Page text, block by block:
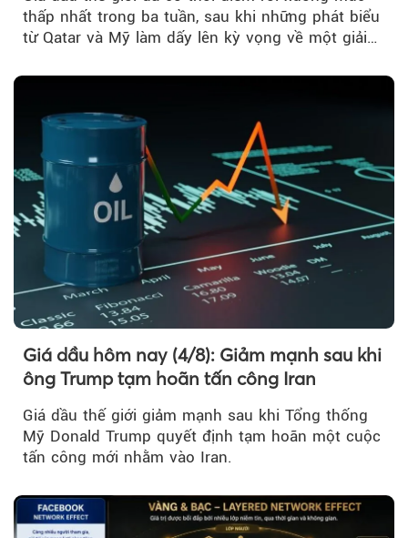
thấp nhất trong ba tuần, sau khi những phát biểu
từ Qatar và Mỹ làm dấy lên kỳ vọng về một giải
Iran.
Giá dầu hôm nay (4/8): Giảm mạnh sau khi
ông Trump tạm hoãn tấn công Iran
Giá dầu thế giới giảm mạnh sau khi Tổng thống
Mỹ Donald Trump quyết định tạm hoãn một cuộc
tấn công mới nhằm vào Iran.